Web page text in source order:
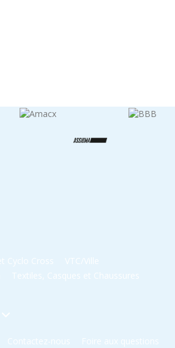
Cyclo Cross
VTC/Ville
Textiles, Casques et Chaussures
Contactez-nous Foire aux questions